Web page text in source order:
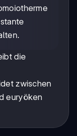
die
zwischen
euryöken